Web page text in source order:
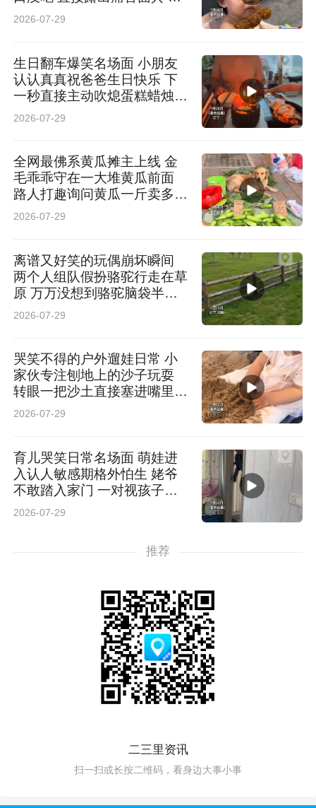
友：大脑已经提前替舌头感受
2026-07-29
生日翻车爆笑名场面 小朋友
认认真真祝爸爸生日快乐 下
一秒直接主动吹熄蛋糕蜡烛
网友：没给主角一点发挥空间
2026-07-29
全网最佛系黄瓜摊主上线 金
毛乖乖守在一大堆黄瓜前面
路人打趣询问黄瓜一斤卖多少
钱 网友：正经“摆摊狗”就差收
2026-07-29
离谱又好笑的玩偶崩坏瞬间
两个人组队假扮骆驼行走在草
原 万万没想到骆驼脑袋半路
直接掉落 网友：“骆驼”知道低
2026-07-29
哭笑不得的户外遛娃日常 小
家伙专注刨地上的沙子玩耍
转眼一把沙土直接塞进嘴里品
尝 网友：主打一个万物皆可
2026-07-29
育儿哭笑日常名场面 萌娃进
入认人敏感期格外怕生 姥爷
不敢踏入家门 一对视孩子就
哭 网友：隔辈亲败给了认生
2026-07-29
推荐
二三里资讯
扫一扫或长按二维码，看身边大事小事